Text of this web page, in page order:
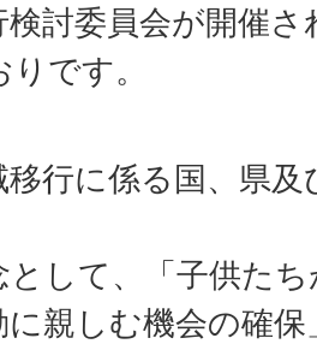
討委員会が開催
です。
移行に係る国、県
として、「子供た
に親しむ機会の確